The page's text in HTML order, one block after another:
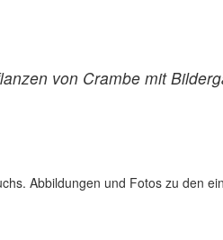
von Crambe mit
Abbildungen und Fotos zu den